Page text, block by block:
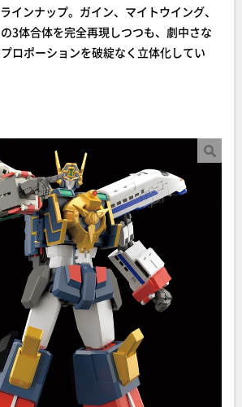
インナップ。ガイン、マイトウイング、
3体合体を完全再現しつつも、劇中さな
ロポーションを破綻なく立体化してい